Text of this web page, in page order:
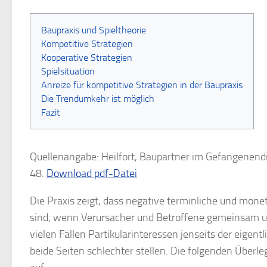
Baupraxis und Spieltheorie
Kompetitive Strategien
Kooperative Strategien
Spielsituation
Anreize für kompetitive Strategien in der Baupraxis
Die Trendumkehr ist möglich
Fazit
Quellenangabe: Heilfort, Baupartner im
48. Download pdf-Datei
Die Praxis zeigt, dass negative terminliche und
sind, wenn Verursacher und Betroffene gemeinsam
vielen Fällen Partikularinteressen jenseits der
beide Seiten schlechter stellen. Die folgenden